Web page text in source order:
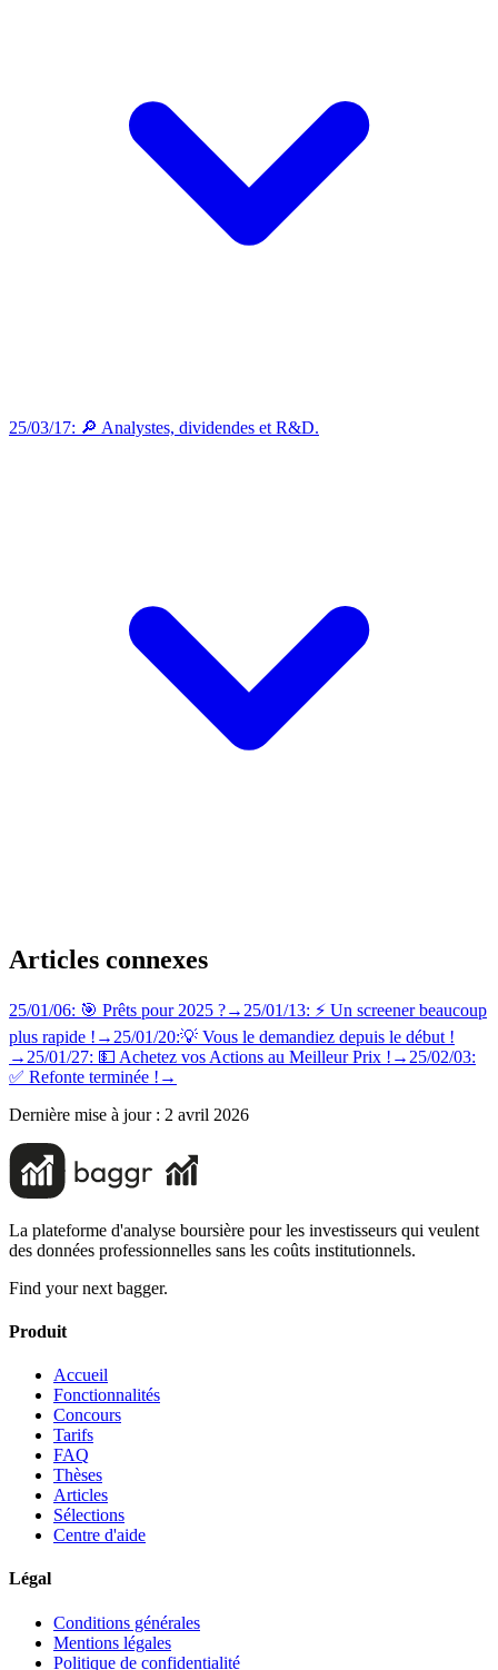
25/03/17: 🔎 Analystes, dividendes et R&D.
Articles connexes
25/01/06: 🎯 Prêts pour 2025 ?→ 25/01/13: ⚡️ Un screener beaucoup
plus rapide ! → 25/01/20:💡 Vous le demandiez depuis le début !
→ 25/01/27: 💵 Achetez vos Actions au Meilleur Prix ! → 25/02/03:
✅ Refonte terminée ! →
Dernière mise à jour : 2 avril 2026
La plateforme d'analyse boursière pour les investisseurs qui veulent
des données professionnelles sans les coûts institutionnels.
Find your next bagger.
Produit
Accueil
Fonctionnalités
Concours
Tarifs
FAQ
Thèses
Articles
Sélections
Centre d'aide
Légal
Conditions générales
Mentions légales
Politique de confidentialité